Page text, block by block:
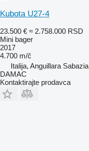
Kubota U27-4
23.500 € ≈ 2.758.000 RSD
Mini bager
2017
4.700 m/č
Italija, Anguillara Sabazia
DAMAC
Kontaktirajte prodavca